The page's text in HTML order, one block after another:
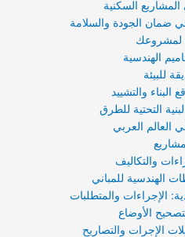
السكنية
ضمان الجودة والسلامة
لمشروعك
الهندسية
للبيئة
والتشييد
التحتية للطرق
العالم العربي
والتكاليف
الهندسية للمباني
الإجراءات والمتطلبات
الأوضاع
الإجرات والتصاريح